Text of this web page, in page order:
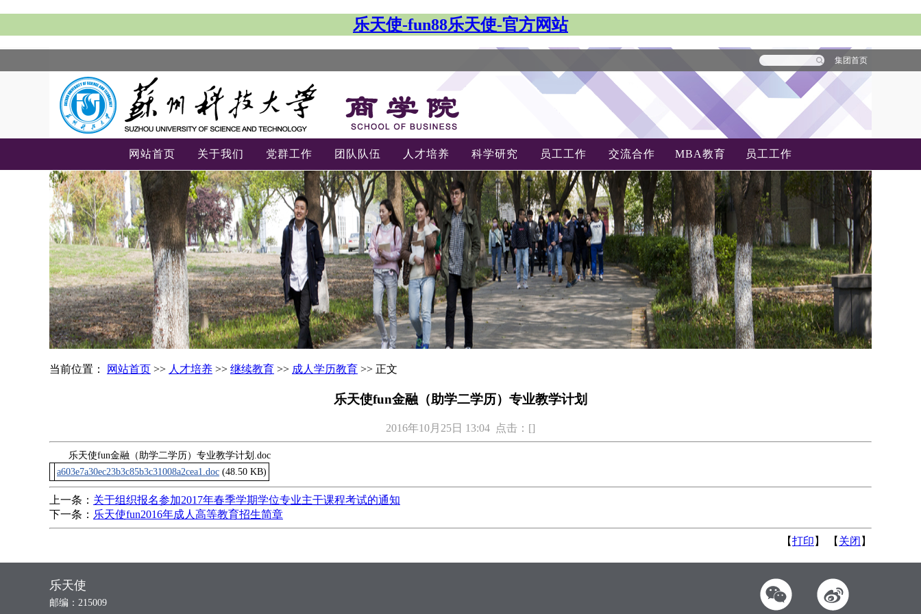
乐天使-fun88乐天使-官方网站
集团首页
网站首页 关于我们 党群工作 团队队伍 人才培养 科学研究 员工工作 交流合作 MBA教育 员工工作
-->
当前位置： 网站首页 >> 人才培养 >> 继续教育 >> 成人学历教育 >> 正文
乐天使fun金融（助学二学历）专业教学计划
2016年10月25日 13:04 点击：[]
乐天使fun金融（助学二学历）专业教学计划.doc
a603e7a30ec23b3c85b3c31008a2cea1.doc (48.50 KB)
上一条： 关于组织报名参加2017年春季学期学位专业主干课程考试的通知
下一条： 乐天使fun2016年成人高等教育招生简章
【打印 】 【 关闭 】
乐天使
邮编：215009